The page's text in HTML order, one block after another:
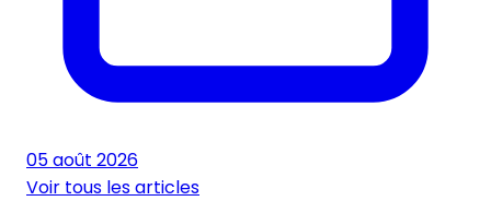
05 août 2026
Voir tous les articles